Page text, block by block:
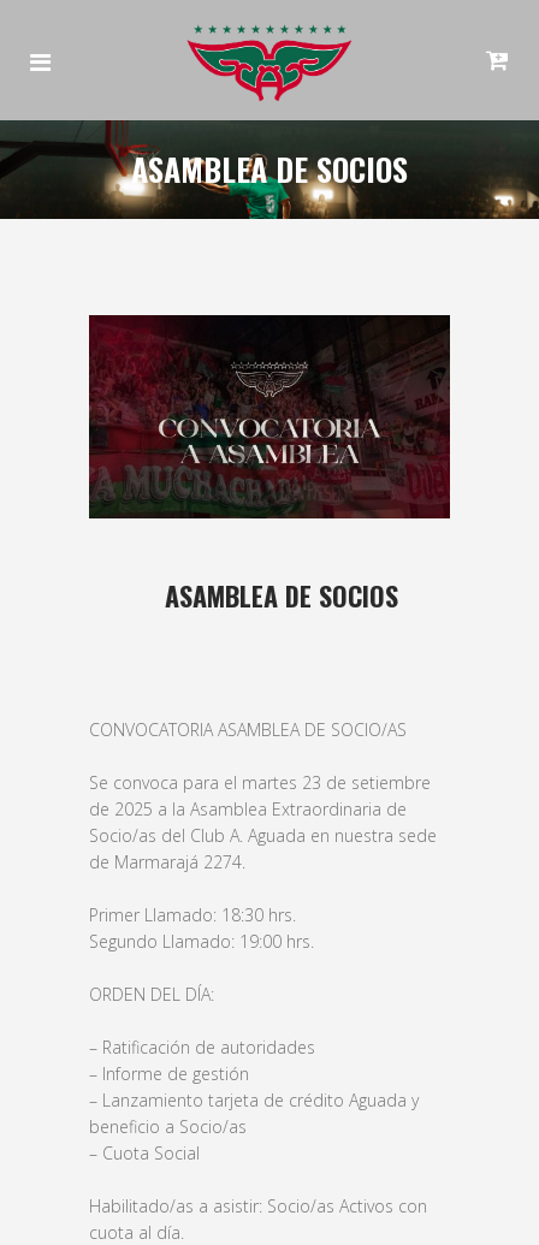
ASAMBLEA DE SOCIOS
ASAMBLEA DE SOCIOS
CONVOCATORIA ASAMBLEA DE SOCIO/AS
Se convoca para el martes 23 de setiembre
de 2025 a la Asamblea Extraordinaria de
Socio/as del Club A. Aguada en nuestra sede
de Marmarajá 2274.
Primer Llamado: 18:30 hrs.
Segundo Llamado: 19:00 hrs.
ORDEN DEL DÍA:
– Ratificación de autoridades
– Informe de gestión
– Lanzamiento tarjeta de crédito Aguada y
beneficio a Socio/as
– Cuota Social
Habilitado/as a asistir: Socio/as Activos con
cuota al día.